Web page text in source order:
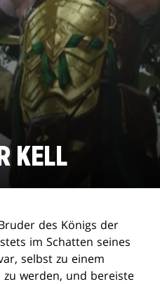
KELL
des Königs der
im Schatten seines
selbst zu einem
werden, und bereiste